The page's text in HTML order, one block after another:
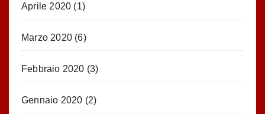
Aprile 2020 (1)
Marzo 2020 (6)
Febbraio 2020 (3)
Gennaio 2020 (2)